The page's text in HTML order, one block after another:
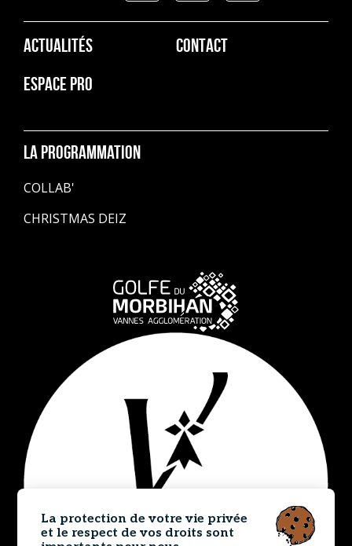
Pied
de
ACTUALITÉS CONTACT
ESPACE PRO
La programmation
COLLAB'
CHRISTMAS DEIZ
La protection de votre vie privée
et le respect de vos droits sont